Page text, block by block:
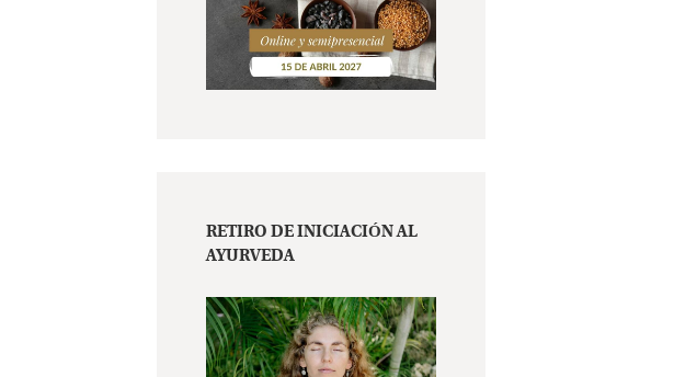
RETIRO DE INICIACIÓN AL
AYURVEDA